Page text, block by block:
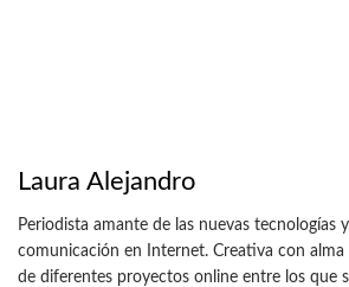
Laura Alejandro
Periodista amante de las nuevas tecnologías
comunicación en Internet. Creativa con
de diferentes proyectos online entre los que